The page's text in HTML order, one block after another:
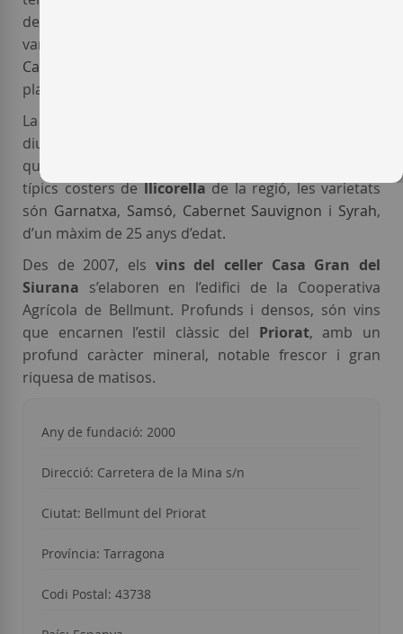
dedicades la vinya. En aquesta finca es conreen les
varietats internacionals
Cabernet Franc
plantades a partir de l’any 2000.
La segona finca del
diu
quals estan dedicades a la vinya. Plantades en els
típics costers dellicorellade la regió, les varietats
són Garnatxa, Samsó, Cabernet Sauvignon i Syrah,
d’un màxim de 25 anys d’edat.
Des de 2007, els vins del celler Casa Gran del
Siurana s’elaboren en l’edifici de la Cooperativa
Agrícola de Bellmunt. Profunds i densos, són vins
que encarnen l’estil clàssic del Priorat, amb un
profund caràcter mineral, notable frescor i gran
riquesa de matisos.
Any de fundació: 2000
Direcció: Carretera de la Mina s/n
Ciutat: Bellmunt del Priorat
Província: Tarragona
Codi Postal: 43738